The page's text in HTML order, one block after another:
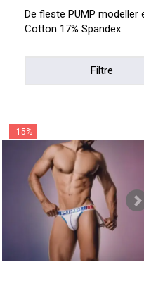
De fleste PUMP
Cotton 17% Spandex
Filtre
-15%